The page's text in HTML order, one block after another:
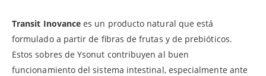
Transit Inovance es un producto natural que está
formulado a partir de ﬁbras de frutas y de prebióticos.
Estos sobres de Ysonut contribuyen al buen
funcionamiento del sistema intestinal, especialmente ante